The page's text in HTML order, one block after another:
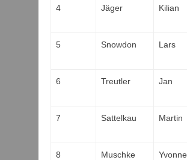
4 Jäger Kilian
5 Snowdon Lars
6 Treutler Jan
7 Sattelkau Martin
8 Muschke Yvonne